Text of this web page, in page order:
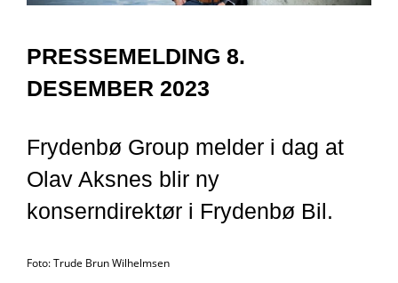
PRESSEMELDING 8.
DESEMBER 2023
Frydenbø Group melder i dag at
Olav Aksnes blir ny
konserndirektør i Frydenbø Bil.
Foto: Trude Brun Wilhelmsen